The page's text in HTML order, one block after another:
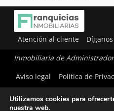
Atención al cliente
Inmobiliaria de
Aviso legal
Política de
Utilizamos cookies para
nuestra web.